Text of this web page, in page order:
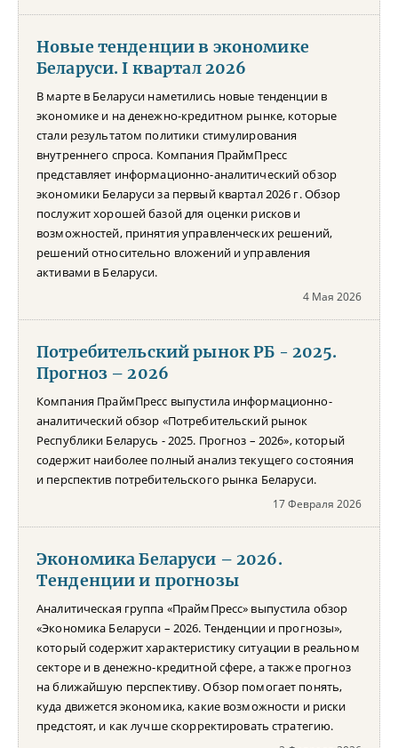
Новые тенденции в экономике
Беларуси. I квартал 2026
В марте в Беларуси наметились новые тенденции в
экономике и на денежно-кредитном рынке, которые
стали результатом политики стимулирования
внутреннего спроса. Компания ПраймПресс
представляет информационно-аналитический обзор
экономики Беларуси за первый квартал 2026 г. Обзор
послужит хорошей базой для оценки рисков и
возможностей, принятия управленческих решений,
решений относительно вложений и управления
активами в Беларуси.
4 Мая 2026
Потребительский рынок РБ - 2025.
Прогноз – 2026
Компания ПраймПресс выпустила информационно-
аналитический обзор «Потребительский рынок
Республики Беларусь - 2025. Прогноз – 2026», который
содержит наиболее полный анализ текущего состояния
и перспектив потребительского рынка Беларуси.
17 Февраля 2026
Экономика Беларуси – 2026.
Тенденции и прогнозы
Аналитическая группа «ПраймПресс» выпустила обзор
«Экономика Беларуси – 2026. Тенденции и прогнозы»,
который содержит характеристику ситуации в реальном
секторе и в денежно-кредитной сфере, а также прогноз
на ближайшую перспективу. Обзор помогает понять,
куда движется экономика, какие возможности и риски
предстоят, и как лучше скорректировать стратегию.